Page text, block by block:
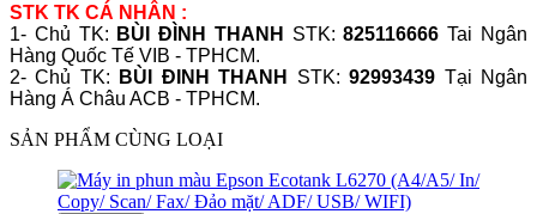
STK TK CÁ NHÂN :
1- Chủ TK: BÙI ĐÌNH THANH STK:825116666 Tai Ngân
Hàng Quốc Tế VIB - TPHCM.
2- Chủ TK:
BÙI ĐINH THANH STK:92993439 Tại Ngân
Hàng Á Châu ACB - TPHCM.
SẢN PHẨM CÙNG LOẠI